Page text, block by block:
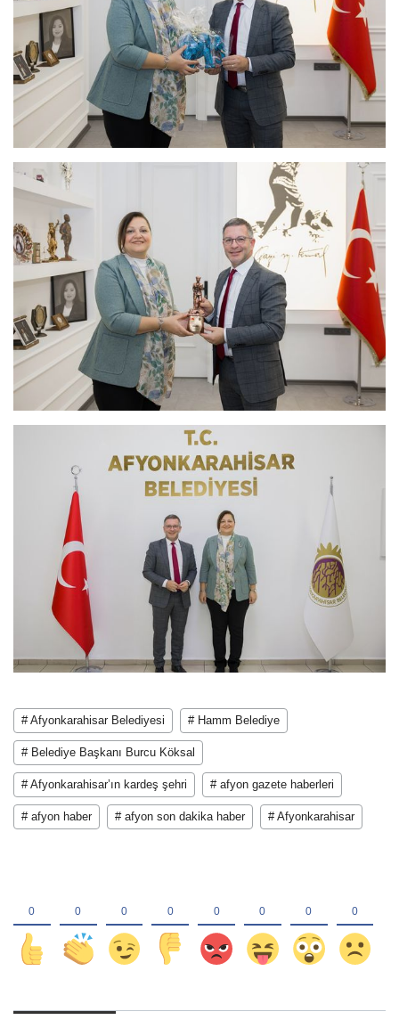
# Afyonkarahisar Belediyesi # Hamm Belediye
# Belediye Başkanı Burcu Köksal
# Afyonkarahisar’ın kardeş şehri # afyon gazete haberleri
# afyon haber # afyon son dakika haber # Afyonkarahisar